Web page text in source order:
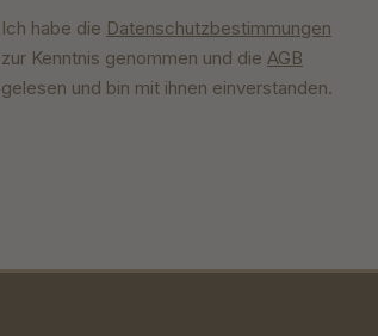
Ich habe die Datenschutzbestimmungen
zur Kenntnis genommen und die AGB
gelesen und bin mit ihnen einverstanden.